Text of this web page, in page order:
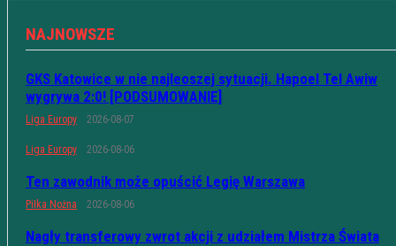
NAJNOWSZE
GKS Katowice w nie najleoszej sytuacji. Hapoel Tel Awiw
wygrywa 2:0! [PODSUMOWANIE]
Liga Europy 2026-08-07
Liga Europy 2026-08-06
Ten zawodnik może opuścić Legię Warszawa
Piłka Nożna 2026-08-06
Nagły transferowy zwrot akcji z udziałem Mistrza Świata